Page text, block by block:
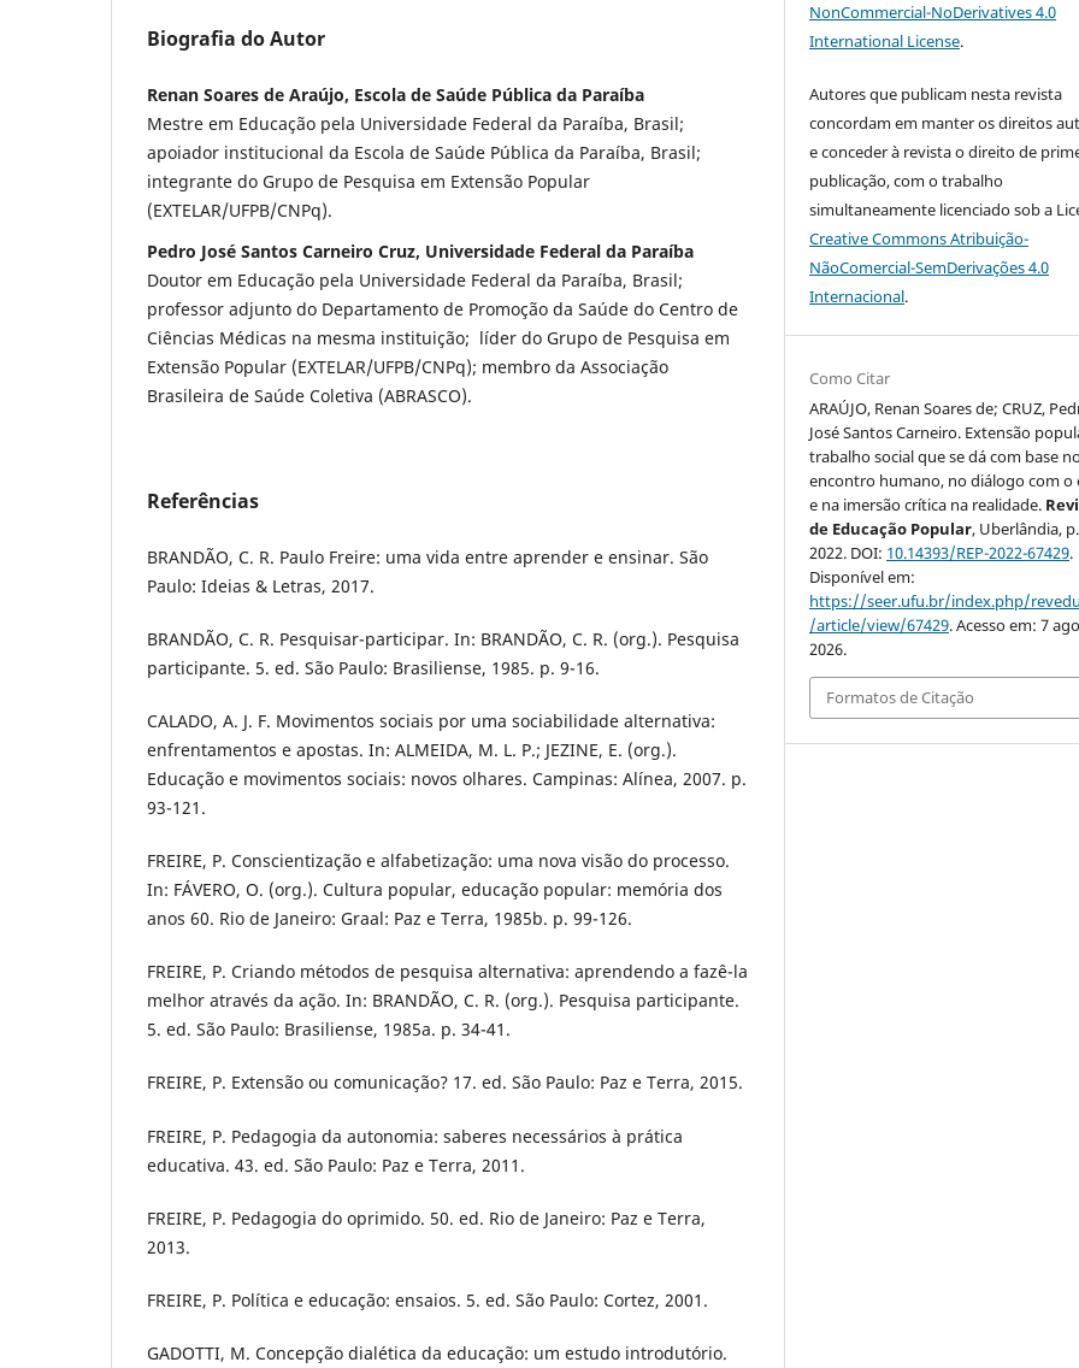
Biografia do Autor
Renan Soares de Araújo, Escola de Saúde Pública da Paraíba
Mestre em Educação pela Universidade Federal da Paraíba, Brasil;
apoiador institucional da Escola de Saúde Pública da Paraíba, Brasil;
integrante do Grupo de Pesquisa em Extensão Popular
(EXTELAR/UFPB/CNPq).
Pedro José Santos Carneiro Cruz, Universidade Federal da Paraíba
Doutor em Educação pela Universidade Federal da Paraíba, Brasil;
professor adjunto do Departamento de Promoção da Saúde do Centro de
Ciências Médicas na mesma instituição; líder do Grupo de Pesquisa em
Extensão Popular (EXTELAR/UFPB/CNPq); membro da Associação
Brasileira de Saúde Coletiva (ABRASCO).
Referências
BRANDÃO, C. R. Paulo Freire: uma vida entre aprender e ensinar. São
Paulo: Ideias & Letras, 2017.
BRANDÃO, C. R. Pesquisar-participar. In: BRANDÃO, C. R. (org.). Pesquisa
participante. 5. ed. São Paulo: Brasiliense, 1985. p. 9-16.
CALADO, A. J. F. Movimentos sociais por uma sociabilidade alternativa:
enfrentamentos e apostas. In: ALMEIDA, M. L. P.; JEZINE, E. (org.).
Educação e movimentos sociais: novos olhares. Campinas: Alínea, 2007. p.
93-121.
FREIRE, P. Conscientização e alfabetização: uma nova visão do processo.
In: FÁVERO, O. (org.). Cultura popular, educação popular: memória dos
anos 60. Rio de Janeiro: Graal: Paz e Terra, 1985b. p. 99-126.
FREIRE, P. Criando métodos de pesquisa alternativa: aprendendo a fazê-la
melhor através da ação. In: BRANDÃO, C. R. (org.). Pesquisa participante.
5. ed. São Paulo: Brasiliense, 1985a. p. 34-41.
FREIRE, P. Extensão ou comunicação? 17. ed. São Paulo: Paz e Terra, 2015.
FREIRE, P. Pedagogia da autonomia: saberes necessários à prática
educativa. 43. ed. São Paulo: Paz e Terra, 2011.
FREIRE, P. Pedagogia do oprimido. 50. ed. Rio de Janeiro: Paz e Terra,
2013.
FREIRE, P. Política e educação: ensaios. 5. ed. São Paulo: Cortez, 2001.
GADOTTI, M. Concepção dialética da educação: um estudo introdutório.
NonCommercial-NoDerivatives 4.0
International License.
Autores que publicam nesta revista
concordam em manter os direitos
e conceder à revista o direito de
publicação, com o trabalho
simultaneamente licenciado sob a
Creative Commons Atribuição-
NãoComercial-SemDerivações 4.0
Internacional.
Como Citar
ARAÚJO, Renan Soares de; CRUZ,
José Santos Carneiro. Extensão
trabalho social que se dá com base
encontro humano, no diálogo com
e na imersão crítica na realidade.
de Educação Popular, Uberlândia,
2022. DOI: 10.14393/REP-2022-67429.
Disponível em:
https://seer.ufu.br/index.php/
/article/view/67429. Acesso em: 7
2026.
Formatos de Citação